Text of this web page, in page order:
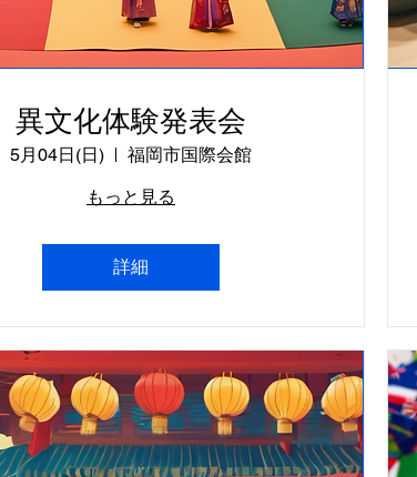
異文化体験発表会
5月04日(日)
福岡市国際会館
もっと見る
詳細